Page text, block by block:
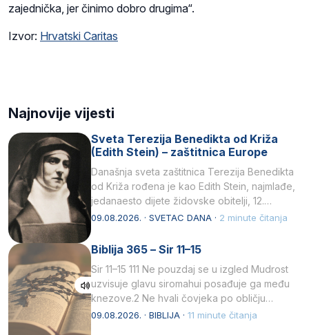
zajednička, jer činimo dobro drugima“.
Izvor: Hrvatski Caritas
Najnovije vijesti
Sveta Terezija Benedikta od Križa
(Edith Stein) – zaštitnica Europe
Današnja sveta zaštitnica Terezija Benedikta
od Križa rođena je kao Edith Stein, najmlađe,
jedanaesto dijete židovske obitelji, 12.
listopada 1891, u Wrocławu…
09.08.2026. · SVETAC DANA · 2 minute čitanja
Biblija 365 – Sir 11–15
Sir 11–15 111 Ne pouzdaj se u izgled Mudrost
uzvisuje glavu siromahui posađuje ga među
knezove.2 Ne hvali čovjeka po obličju
njegovui…
09.08.2026. · BIBLIJA · 11 minute čitanja